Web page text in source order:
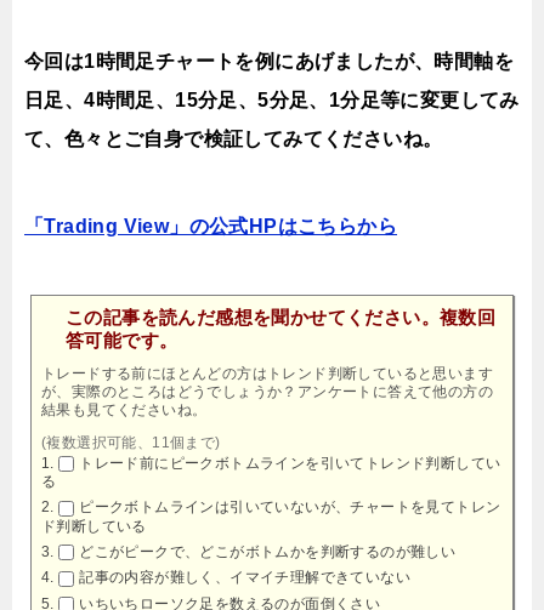
今回は1時間足チャートを例にあげましたが、時間軸を
日足、4時間足、15分足、5分足、1分足等に変更してみ
て、色々とご自身で検証してみてくださいね。
「Trading View」の公式HPはこちらから
この記事を読んだ感想を聞かせてください。複数回
答可能です。
トレードする前にほとんどの方はトレンド判断していると思います
が、実際のところはどうでしょうか？アンケートに答えて他の方の
結果も見てくださいね。
(複数選択可能、11個まで)
トレード前にピークボトムラインを引いてトレンド判断してい
る
ピークボトムラインは引いていないが、チャートを見てトレン
ド判断している
どこがピークで、どこがボトムかを判断するのが難しい
記事の内容が難しく、イマイチ理解できていない
いちいちローソク足を数えるのが面倒くさい